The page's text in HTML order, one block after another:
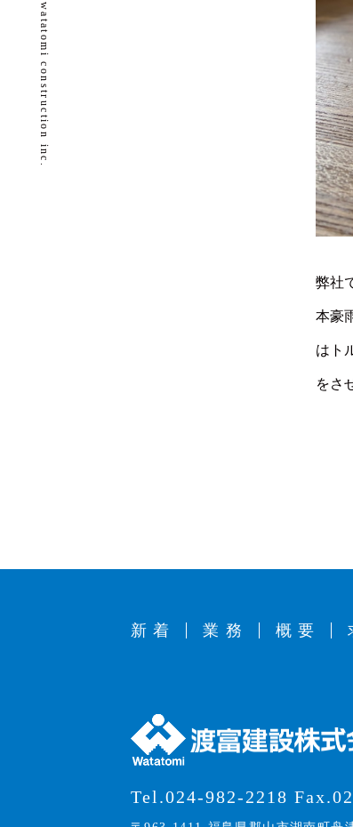
watatomi construction inc.
弊社
本豪
はト
をさ
新着 業務 概要
Tel.024-982-2218